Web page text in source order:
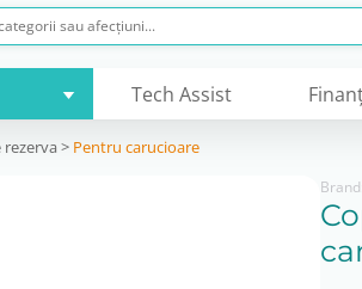
Tech Assist
rezerva > Pentru carucioare
Brand: